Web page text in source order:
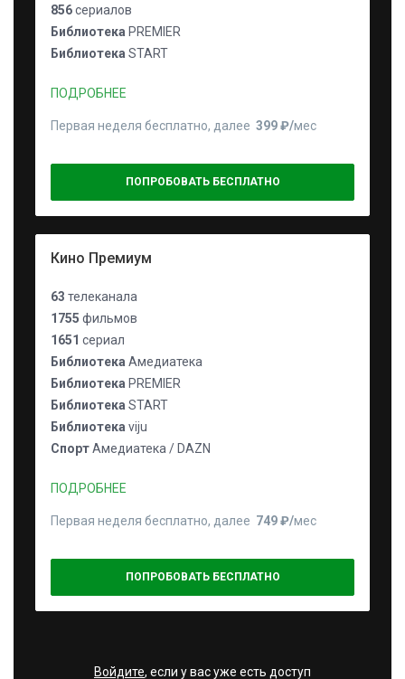
856сериалов
Библиотека PREMIER
Библиотека START
ПОДРОБНЕЕ
Первая неделя бесплатно, далее 399 ₽⁠/⁠мес
ПОПРОБОВАТЬ БЕСПЛАТНО
Кино Премиум
63 телеканала
1755 фильмов
1651 сериал
Библиотека Амедиатека
Библиотека PREMIER
Библиотека START
Библиотека viju
СпортАмедиатека / DAZN
ПОДРОБНЕЕ
Первая неделя бесплатно, далее 749 ₽⁠/⁠мес
ПОПРОБОВАТЬ БЕСПЛАТНО
Войдите, если у вас уже есть доступ